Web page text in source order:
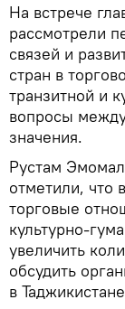
На встрече
рассмотрели
связей и
стран в
транзитной и
вопросы
значения.
Рустам
отметили, что
торговые
культурно-
увеличить
обсудить
в